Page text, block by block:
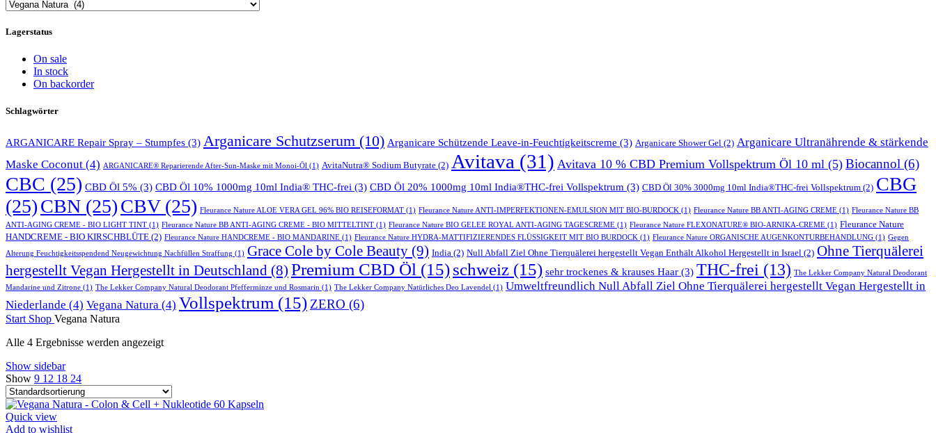
Lagerstatus
On sale
In stock
On backorder
Schlagwörter
ARGANICARE Repair Spray – Stumpfes (3) Arganicare Schutzserum (10) Arganicare Schützende Leave-in-Feuchtigkeitscreme (3) Arganicare Shower Gel (2) Arganicare Ultranährende & stärkende
Maske Coconut (4) ARGANICARE® Reparierende After-Sun-Maske mit Monoi-Öl (1) AvitaNutra® Sodium Butyrate (2) Avitava (31) Avitava 10 % CBD Premium Vollspektrum Öl 10 ml (5) Biocannol (6)
CBC (25) CBD Öl 5% (3) CBD Öl 10% 1000mg 10ml India® THC-frei (3) CBD Öl 20% 1000mg 10ml India®THC-frei Vollspektrum (3) CBD Öl 30% 3000mg 10ml India®THC-frei Vollspektrum (2) CBG
(25)CBN (25)CBV(25) Fleurance Nature ALOE VERA GEL 96% BIO REISEFORMAT (1) Fleurance Nature ANTI-IMPERFEKTIONEN-EMULSION MIT BIO-BURDOCK (1) Fleurance Nature BB ANTI-AGING CREME (1) Fleurance Nature BB
ANTI-AGING CREME - BIO LIGHT TINT (1) Fleurance Nature BB ANTI-AGING CREME - BIO MITTELTINT (1) Fleurance Nature BIO GELEE ROYAL ANTI-AGING TAGESCREME (1) Fleurance Nature FLEXONATURE® BIO-ARNIKA-CREME (1) Fleurance Nature
HANDCREME - BIO KIRSCHBLÜTE (2) Fleurance Nature HANDCREME - BIO MANDARINE (1) Fleurance Nature HYDRA-MATTIFIZIERENDES FLÜSSIGKEIT MIT BIO BURDOCK (1) Fleurance Nature ORGANISCHE AUGENKONTURBEHANDLUNG (1) Gegen
Alterung Feuchtigkeitsspendend Neugewichtung Nachfüllen Straffung (1) Grace Cole by Cole Beauty (9) India (2) Null Abfall Ziel Ohne Tierquälerei hergestellt Vegan Enthält Alkohol Hergestellt in Israel (2) Ohne Tierquälerei
hergestellt Vegan Hergestellt in Deutschland (8) Premium CBD Öl (15)schweiz (15) sehr trockenes & krauses Haar (3) THC-frei (13) The Lekker Company Natural Deodorant
Mandarine und Zitrone (1) The Lekker Company Natural Deodorant Pfefferminze und Rosmarin (1) The Lekker Company Natürliches Deo Lavendel (1) Umweltfreundlich Null Abfall Ziel Ohne Tierquälerei hergestellt Vegan Hergestellt in
Niederlande (4) Vegana Natura (4) Vollspektrum (15) ZERO (6)
Start Shop Vegana Natura
Alle 4 Ergebnisse werden angezeigt
Show sidebar
Show 9 12 18 24
Quick view
Add to wishlist